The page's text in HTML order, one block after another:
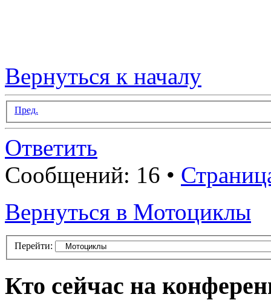
Вернуться к началу
Пред.
Ответить
Сообщений: 16 •
Вернуться в Мотоциклы
Перейти:
Кто сейчас на